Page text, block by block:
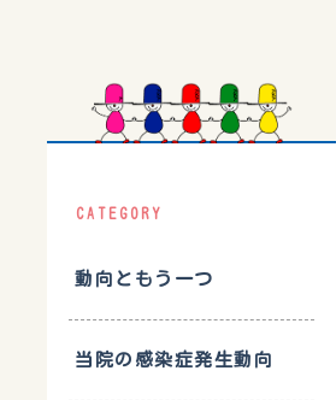
CATEGORY
動向ともう一つ
当院の感染症発生動向